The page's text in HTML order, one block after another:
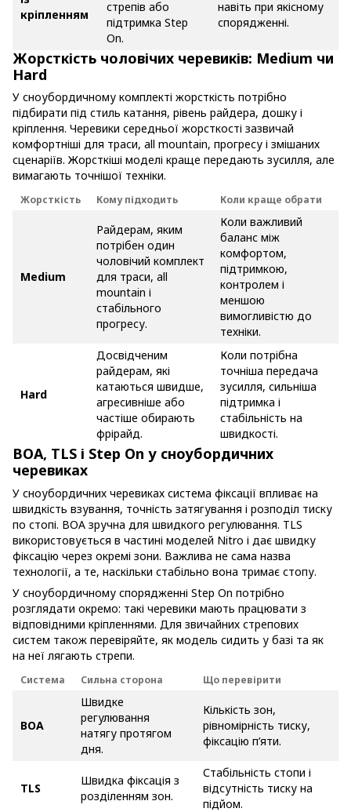
кріпленням
стрепів або
підтримка Step
On.
навіть при якісному
спорядженні.
Жорсткість чоловічих черевиків: Medium чи
Hard
У сноубордичному комплекті жорсткість потрібно
підбирати під стиль катання, рівень райдера, дошку і
кріплення. Черевики середньої жорсткості зазвичай
комфортніші для траси, all mountain, прогресу і змішаних
сценаріїв. Жорсткіші моделі краще передають зусилля, але
вимагають точнішої техніки.
Жорсткість Кому підходить Коли краще обрати
Medium
Райдерам, яким
потрібен один
чоловічий комплект
для траси, all
mountain і
стабільного
прогресу.
Коли важливий
баланс між
комфортом,
підтримкою,
контролем і
меншою
вимогливістю до
техніки.
Hard
Досвідченим
райдерам, які
катаються швидше,
агресивніше або
частіше обирають
фрірайд.
Коли потрібна
точніша передача
зусилля, сильніша
підтримка і
стабільність на
швидкості.
BOA, TLS і Step On у сноубордичних
черевиках
У сноубордичних черевиках система фіксації впливає на
швидкість взування, точність затягування і розподіл тиску
по стопі. BOA зручна для швидкого регулювання. TLS
використовується в частині моделей Nitro і дає швидку
фіксацію через окремі зони. Важлива не сама назва
технології, а те, наскільки стабільно вона тримає стопу.
У сноубордичному спорядженні Step On потрібно
розглядати окремо: такі черевики мають працювати з
відповідними кріпленнями. Для звичайних стрепових
систем також перевіряйте, як модель сидить у базі та як
на неї лягають стрепи.
Система Сильна сторона Що перевірити
BOA
Швидке
регулювання
натягу протягом
дня.
Кількість зон,
рівномірність тиску,
фіксацію п’яти.
TLS
Швидка фіксація з
розділенням зон.
Стабільність стопи і
відсутність тиску на
підйом.